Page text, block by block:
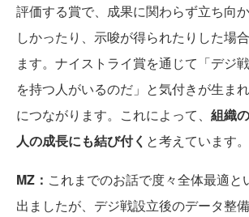
評価する賞で、成果に関わらず立ち向
しかったり、示唆が得られたりした場
ます。ナイストライ賞を通じて「デジ
を持つ人がいるのだ」と気付きが生ま
につながります。これによって、 組織
人の成長にも結び付く と考えています。
MZ： これまでのお話で度々全体最適と
出ましたが、デジ戦設立後のデータ整